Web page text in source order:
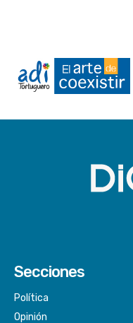
Secciones
Política
Opinión